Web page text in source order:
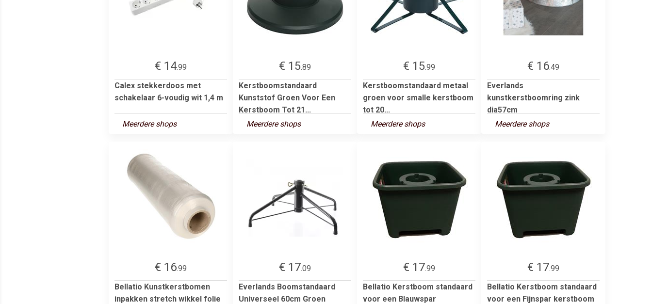
€ 14.99
Calex stekkerdoos met
schakelaar 6-voudig wit 1,4 m
Meerdere shops
€ 15.89
Kerstboomstandaard
Kunststof Groen Voor Een
Kerstboom Tot 21...
Meerdere shops
€ 15.99
Kerstboomstandaard metaal
groen voor smalle kerstboom
tot 20...
Meerdere shops
€ 16.49
Everlands
kunstkerstboomring zink
dia57cm
Meerdere shops
€ 16.99
Bellatio Kunstkerstbomen
inpakken stretch wikkel folie
€ 17.09
Everlands Boomstandaard
Universeel 60cm Groen
€ 17.99
Bellatio Kerstboom standaard
voor een Blauwspar
€ 17.99
Bellatio Kerstboom standaard
voor een Fijnspar kerstboom